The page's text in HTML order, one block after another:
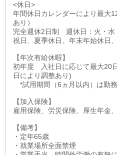
<休日>
年間休日カレンダーにより最大
あり）
完全週休2日制 週休日：火・
祝日、夏季休日、年末年始休日
【年次有給休暇】
初年度 入社日に応じて最大20
日により調整あり)
*試用期間（6ヵ月以内）は勤
【加入保険】
雇用保険、労災保険、厚生年金
【備考】
・定年65歳
・就業場所全面禁煙